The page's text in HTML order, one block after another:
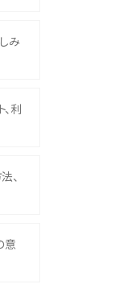
み
、利
、
意